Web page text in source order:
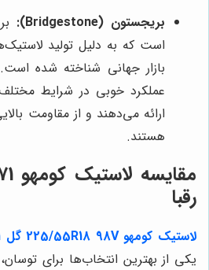
بریجستون (Bridgestone):
است که به دلیل تولید
بازار جهانی شناخته شده
عملکرد خوبی در شرایط
ارائه می‌دهند و از مقاومت
هستند.
رقبا
لاستیک کومهو 225/55R18 98V گل CRUGEN HP71
یکی از بهترین انتخاب‌ها برای